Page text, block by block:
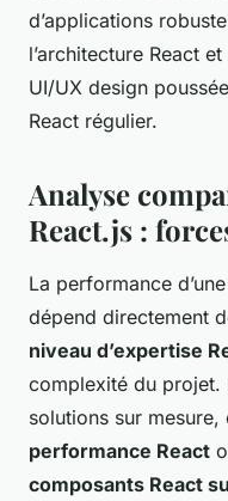
d’applications
l’architecture React
UI/UX design
React régulier.
Analyse
React.js :
La performance d’une
dépend directement
niveau d’expertise
complexité du projet.
solutions sur mesure,
performance React
composants React